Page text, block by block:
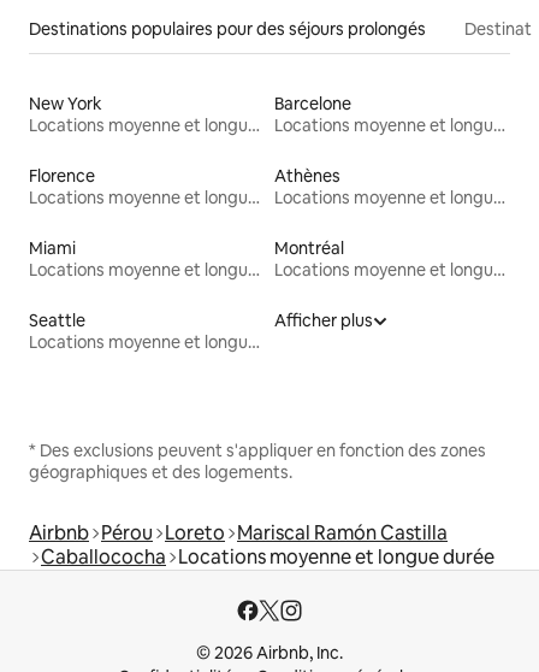
Destinations populaires pour des séjours prolongés
New York
Locations moyenne et longue durée
Barcelone
Locations moyenne et longue durée
Florence
Locations moyenne et longue durée
Athènes
Locations moyenne et longue durée
Miami
Locations moyenne et longue durée
Montréal
Locations moyenne et longue durée
Seattle
Locations moyenne et longue durée
Afficher plus
* Des exclusions peuvent s'appliquer en fonction des zones
géographiques et des logements.
Airbnb Pérou Loreto Mariscal Ramón Castilla
Caballococha Locations moyenne et longue durée
© 2026 Airbnb, Inc.